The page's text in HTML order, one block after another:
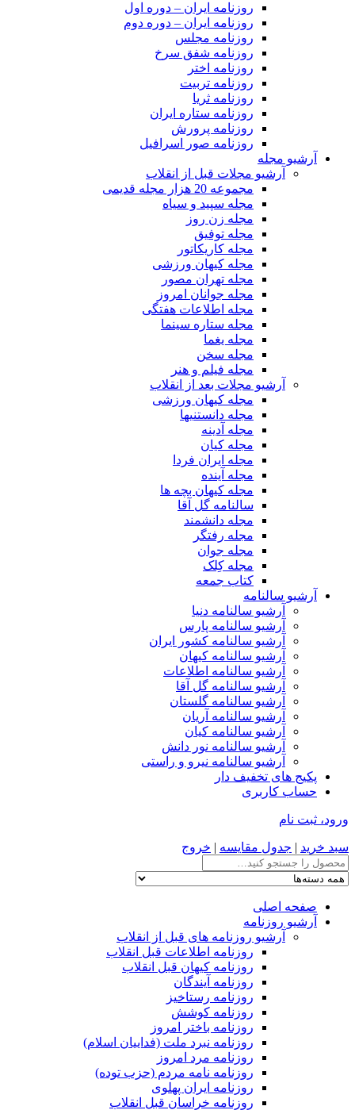
روزنامه ایران – دوره اول
روزنامه ایران – دوره دوم
روزنامه مجلس
روزنامه شفق سرخ
روزنامه اختر
روزنامه تربیت
روزنامه ثریا
روزنامه ستاره ایران
روزنامه پرورش
روزنامه صور اسرافیل
آرشیو مجله
آرشیو مجلات قبل از انقلاب
مجموعه 20 هزار مجله قدیمی
مجله سپید و سیاه
مجله زن روز
مجله توفیق
مجله کاریکاتور
مجله کیهان ورزشی
مجله تهران مصور
مجله جوانان امروز
مجله اطلاعات هفتگی
مجله ستاره سینما
مجله یغما
مجله سخن
مجله فیلم و هنر
آرشیو مجلات بعد از انقلاب
مجله کیهان ورزشی
مجله دانستنیها
مجله آدینه
مجله کیان
مجله ایران فردا
مجله آینده
مجله کیهان بچه ها
سالنامه گل آقا
مجله دانشمند
مجله رفتگر
مجله جوان
مجله کِلک
کتاب جمعه
آرشیو سالنامه
آرشیو سالنامه دنیا
آرشیو سالنامه پارس
آرشیو سالنامه کشور ایران
آرشیو سالنامه کیهان
آرشیو سالنامه اطلاعات
آرشیو سالنامه گل آقا
آرشیو سالنامه گلستان
آرشیو سالنامه آریان
آرشیو سالنامه کیان
آرشیو سالنامه نور دانش
آرشیو سالنامه نیرو و راستی
پکیج های تخفیف دار
حساب کاربری
ورود، ثبت نام
سبد خرید | جدول مقایسه | خروج
صفحه اصلی
آرشیو روزنامه
آرشیو روزنامه های قبل از انقلاب
روزنامه اطلاعات قبل انقلاب
روزنامه کیهان قبل انقلاب
روزنامه آیندگان
روزنامه رستاخیز
روزنامه کوشش
روزنامه باختر امروز
روزنامه نبرد ملت (فداییان اسلام)
روزنامه مرد امروز
روزنامه نامه مردم (حزب توده)
روزنامه ایران پهلوی
روزنامه خراسان قبل انقلاب